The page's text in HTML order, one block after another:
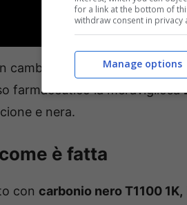
cambiano. Pinarello mette a
farmaceutico la meravigliosa
e nera.
è fatta
con carbonio nero T1100 1K,
for a link at the bottom of
withdraw consent in privacy
Manage options